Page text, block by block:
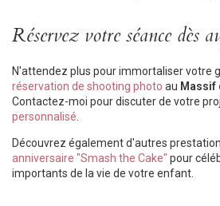
Réservez votre séance dès
N'attendez plus pour immortaliser votre
réservation de shooting photo au Massif
Contactez-moi pour discuter de votre
personnalisé
Découvrez également d'autres
anniversaire "Smash the Cake" pour
importants de la vie de votre enfant.